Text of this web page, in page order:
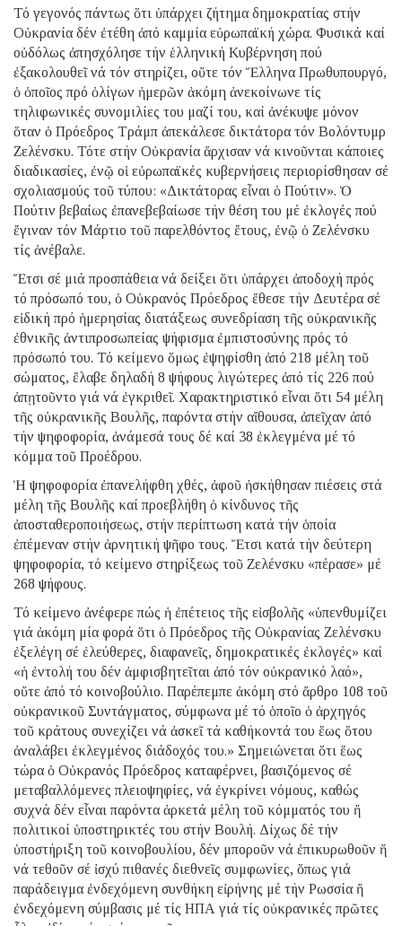
Τό γεγονός πάντως ὅτι ὑπάρχει ζήτημα δημοκρατίας στήν
Οὐκρανία δέν ἐτέθη ἀπό καμμία εὐρωπαϊκή χώρα. Φυσικά καί
οὐδόλως ἀπησχόλησε τήν ἑλληνική Κυβέρνηση πού
ἐξακολουθεῖ νά τόν στηρίζει, οὔτε τόν Ἕλληνα Πρωθυπουργό,
ὁ ὁποῖος πρό ὀλίγων ἡμερῶν ἀκόμη ἀνεκοίνωνε τίς
τηλιφωνικές συνομιλίες του μαζί του, καί ἀνέκυψε μόνον
ὅταν ὁ Πρόεδρος Τράμπ ἀπεκάλεσε δικτάτορα τόν Βολόντυμρ
Ζελένσκυ. Τότε στήν Οὐκρανία ἄρχισαν νά κινοῦνται κάποιες
διαδικασίες, ἐνῷ οἱ εὐρωπαϊκές κυβερνήσεις περιορίσθησαν σέ
σχολιασμούς τοῦ τύπου: «Δικτάτορας εἶναι ὁ Πούτιν». Ὁ
Πούτιν βεβαίως ἐπανεβεβαίωσε τήν θέση του μέ ἐκλογές πού
ἔγιναν τόν Μάρτιο τοῦ παρελθόντος ἔτους, ἐνῷ ὁ Ζελένσκυ
τίς ἀνέβαλε.
Ἔτσι σέ μιά προσπάθεια νά δείξει ὅτι ὑπάρχει ἀποδοχή πρός
τό πρόσωπό του, ὁ Οὐκρανός Πρόεδρος ἔθεσε τήν Δευτέρα σέ
εἰδική πρό ἡμερησίας διατάξεως συνεδρίαση τῆς οὐκρανικῆς
ἐθνικῆς ἀντιπροσωπείας ψήφισμα ἐμπιστοσύνης πρός τό
πρόσωπό του. Τό κείμενο ὅμως ἐψηφίσθη ἀπό 218 μέλη τοῦ
σώματος, ἔλαβε δηλαδή 8 ψήφους λιγώτερες ἀπό τίς 226 πού
ἀπῃτοῦντο γιά νά ἐγκριθεῖ. Χαρακτηριστικό εἶναι ὅτι 54 μέλη
τῆς οὐκρανικῆς Βουλῆς, παρόντα στήν αἴθουσα, ἀπεῖχαν ἀπό
τήν ψηφοφορία, ἀνάμεσά τους δέ καί 38 ἐκλεγμένα μέ τό
κόμμα τοῦ Προέδρου.
Ἡ ψηφοφορία ἐπανελήφθη χθές, ἀφοῦ ἠσκήθησαν πιέσεις στά
μέλη τῆς Βουλῆς καί προεβλήθη ὁ κίνδυνος τῆς
ἀποσταθεροποιήσεως, στήν περίπτωση κατά τήν ὁποία
ἐπέμεναν στήν ἀρνητική ψῆφο τους. Ἔτσι κατά τήν δεύτερη
ψηφοφορία, τό κείμενο στηρίξεως τοῦ Ζελένσκυ «πέρασε» μέ
268 ψήφους.
Τό κείμενο ἀνέφερε πώς ἡ ἐπέτειος τῆς εἰσβολῆς «ὑπενθυμίζει
γιά ἀκόμη μία φορά ὅτι ὁ Πρόεδρος τῆς Οὐκρανίας Ζελένσκυ
ἐξελέγη σέ ἐλεύθερες, διαφανεῖς, δημοκρατικές ἐκλογές» καί
«ἡ ἐντολή του δέν ἀμφισβητεῖται ἀπό τόν οὐκρανικό λαό»,
οὔτε ἀπό τό κοινοβούλιο. Παρέπεμπε ἀκόμη στό ἄρθρο 108 τοῦ
οὐκρανικοῦ Συντάγματος, σύμφωνα μέ τό ὁποῖο ὁ ἀρχηγός
τοῦ κράτους συνεχίζει νά ἀσκεῖ τά καθήκοντά του ἕως ὅτου
ἀναλάβει ἐκλεγμένος διάδοχός του.» Σημειώνεται ὅτι ἕως
τώρα ὁ Οὐκρανός Πρόεδρος καταφέρνει, βασιζόμενος σέ
μεταβαλλόμενες πλειοψηφίες, νά ἐγκρίνει νόμους, καθώς
συχνά δέν εἶναι παρόντα ἀρκετά μέλη τοῦ κόμματός του ἤ
πολιτικοί ὑποστηρικτές του στήν Βουλή. Δίχως δέ τήν
ὑποστήριξη τοῦ κοινοβουλίου, δέν μποροῦν νά ἐπικυρωθοῦν ἤ
νά τεθοῦν σέ ἰσχύ πιθανές διεθνεῖς συμφωνίες, ὅπως γιά
παράδειγμα ἐνδεχόμενη συνθήκη εἰρήνης μέ τήν Ρωσσία ἤ
ἐνδεχόμενη σύμβασις μέ τίς ΗΠΑ γιά τίς οὐκρανικές πρῶτες